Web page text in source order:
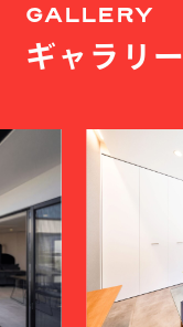
GALLERY
ギャラリー